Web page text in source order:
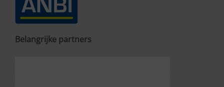
Belangrijke partners